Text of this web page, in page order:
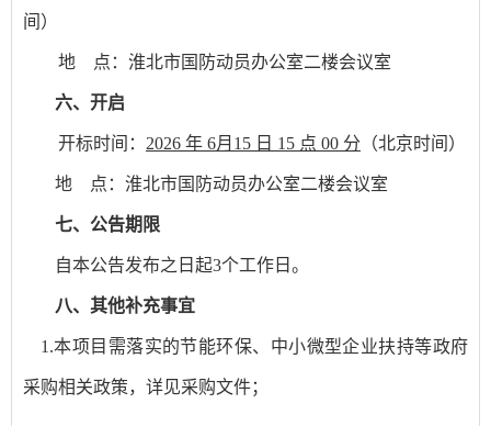
间）
地 点： 淮北市国防动员办公室二楼会议室
六、开启
开标时间： 2026 年 6月 15 日 15 点 00 分 （北京时间）
地 点： 淮北市国防动员办公室二楼会议室
七、 公告期限
自本公告发布之日起3个工作日。
八、其他补充事宜
1.本项目需落实的节能环保、中小微型企业扶持等政府
采购相关政策，详见采购文件；